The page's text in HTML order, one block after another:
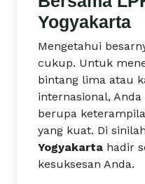
Yogyakarta
Mengetahui
cukup. Untuk
bintang lima atau
internasional,
berupa
yang kuat. Di sinilah
Yogyakarta hadir
kesuksesan Anda.